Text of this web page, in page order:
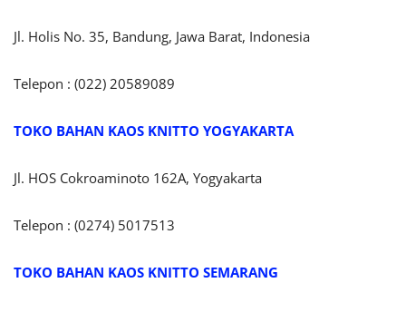
Jl. Holis No. 35, Bandung, Jawa Barat, Indonesia
Telepon : (022) 20589089
TOKO BAHAN KAOS KNITTO YOGYAKARTA
Jl. HOS Cokroaminoto 162A, Yogyakarta
Telepon : (0274) 5017513
TOKO BAHAN KAOS KNITTO SEMARANG